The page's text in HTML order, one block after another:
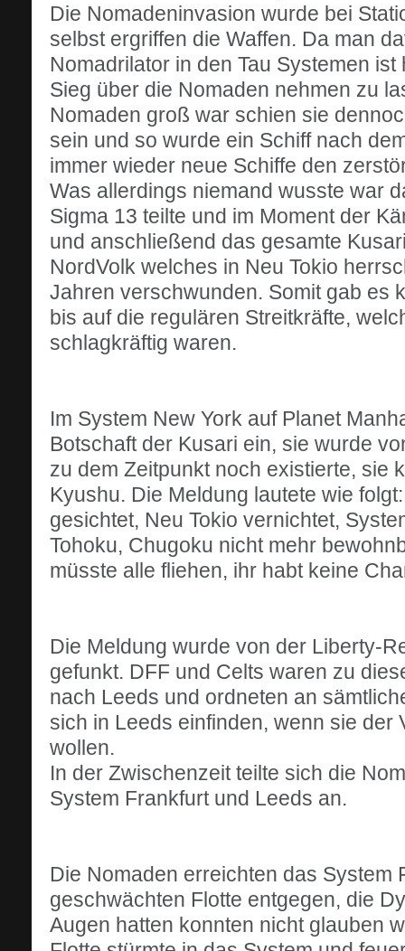
Die Nomadeninvasion wurde bei
selbst ergriffen die Waffen. Da man
Nomadrilator in den Tau Systemen
Sieg über die Nomaden nehmen zu
Nomaden groß war schien sie
sein und so wurde ein Schiff nach
immer wieder neue Schiffe den
Was allerdings niemand wusste war
Sigma 13 teilte und im Moment der
und anschließend das gesamte
NordVolk welches in Neu Tokio
Jahren verschwunden. Somit gab es
bis auf die regulären Streitkräfte,
schlagkräftig waren.
Im System New York auf Planet
Botschaft der Kusari ein, sie wurde
zu dem Zeitpunkt noch existierte, sie
Kyushu. Die Meldung lautete wie
gesichtet, Neu Tokio vernichtet,
Tohoku, Chugoku nicht mehr
müsste alle fliehen, ihr habt keine
Die Meldung wurde von der Liberty-
gefunkt. DFF und Celts waren zu
nach Leeds und ordneten an
sich in Leeds einfinden, wenn sie
wollen.
In der Zwischenzeit teilte sich die
System Frankfurt und Leeds an.
Die Nomaden erreichten das System
geschwächten Flotte entgegen, die
Augen hatten konnten nicht glauben